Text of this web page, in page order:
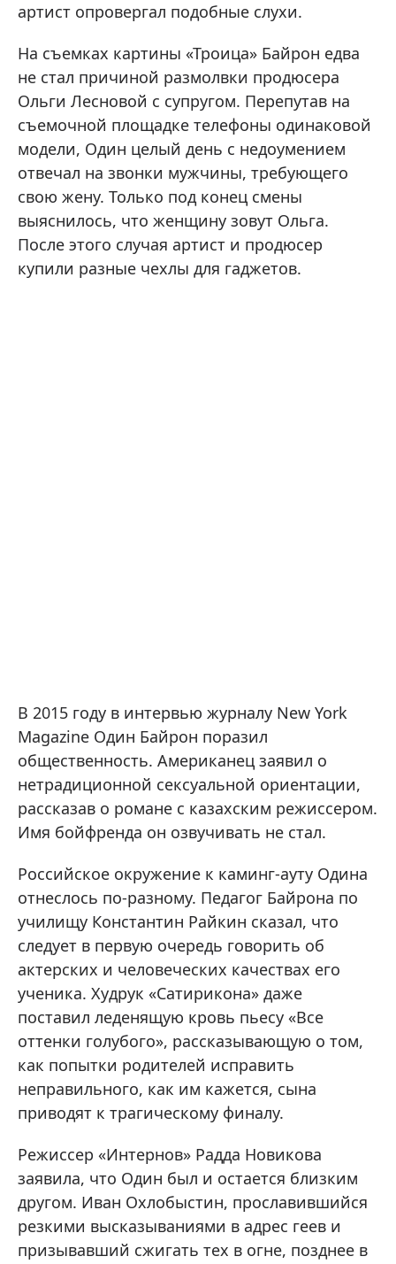
артист опровергал подобные слухи.
На съемках картины «Троица» Байрон едва
не стал причиной размолвки продюсера
Ольги Лесновой с супругом. Перепутав на
съемочной площадке телефоны одинаковой
модели, Один целый день с недоумением
отвечал на звонки мужчины, требующего
свою жену. Только под конец смены
выяснилось, что женщину зовут Ольга.
После этого случая артист и продюсер
купили разные чехлы для гаджетов.
В 2015 году в интервью журналу New York
Magazine Один Байрон поразил
общественность. Американец заявил о
нетрадиционной сексуальной ориентации,
рассказав о романе с казахским режиссером.
Имя бойфренда он озвучивать не стал.
Российское окружение к каминг-ауту Одина
отнеслось по-разному. Педагог Байрона по
училищу Константин Райкин сказал, что
следует в первую очередь говорить об
актерских и человеческих качествах его
ученика. Худрук «Сатирикона» даже
поставил леденящую кровь пьесу «Все
оттенки голубого», рассказывающую о том,
как попытки родителей исправить
неправильного, как им кажется, сына
приводят к трагическому финалу.
Режиссер «Интернов» Радда Новикова
заявила, что Один был и остается близким
другом. Иван Охлобыстин, прославившийся
резкими высказываниями в адрес геев и
призывавший сжигать тех в огне, позднее в